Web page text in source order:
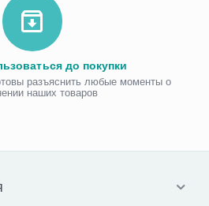
до покупки
разъяснить любые моменты о
наших товаров